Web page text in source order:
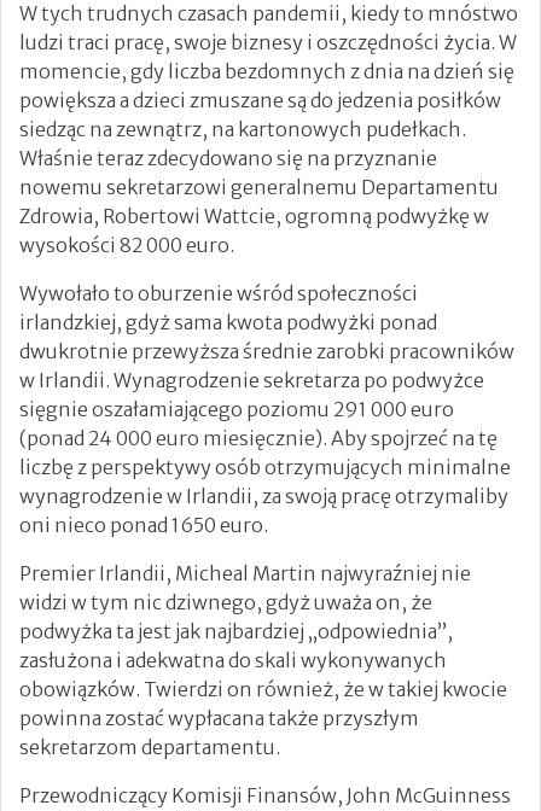
Tragiczne utonięcie matki pięciorga dzieci w hrabstwie
Kerry.
Leo Varadkar: „Nie ma związku między
przestępczością a migracją” [VIDEO]
Zamordowała dwójkę swoich małych dzieci
W tych trudnych czasach pandemii, kiedy to mnóstwo
ludzi traci pracę, swoje biznesy i oszczędności życia. W
momencie, gdy liczba bezdomnych z dnia na dzień się
powiększa a dzieci zmuszane są do jedzenia posiłków
siedząc na zewnątrz, na kartonowych pudełkach.
Właśnie teraz zdecydowano się na przyznanie
nowemu sekretarzowi generalnemu Departamentu
Zdrowia, Robertowi Wattcie, ogromną podwyżkę w
wysokości 82 000 euro.
Wywołało to oburzenie wśród społeczności
irlandzkiej, gdyż sama kwota podwyżki ponad
dwukrotnie przewyższa średnie zarobki pracowników
w Irlandii. Wynagrodzenie sekretarza po podwyżce
sięgnie oszałamiającego poziomu 291 000 euro
(ponad 24 000 euro miesięcznie). Aby spojrzeć na tę
liczbę z perspektywy osób otrzymujących minimalne
wynagrodzenie w Irlandii, za swoją pracę otrzymaliby
oni nieco ponad 1650 euro.
Premier Irlandii, Micheal Martin najwyraźniej nie
widzi w tym nic dziwnego, gdyż uważa on, że
podwyżka ta jest jak najbardziej „odpowiednia”,
zasłużona i adekwatna do skali wykonywanych
obowiązków. Twierdzi on również, że w takiej kwocie
powinna zostać wypłacana także przyszłym
sekretarzom departamentu.
Przewodniczący Komisji Finansów, John McGuinness